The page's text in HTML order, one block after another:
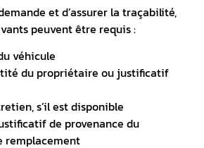
et d’assurer la traçabilité,
peuvent être requis :
véhicule
du propriétaire ou justificatif
s’il est disponible
de provenance du
remplacement